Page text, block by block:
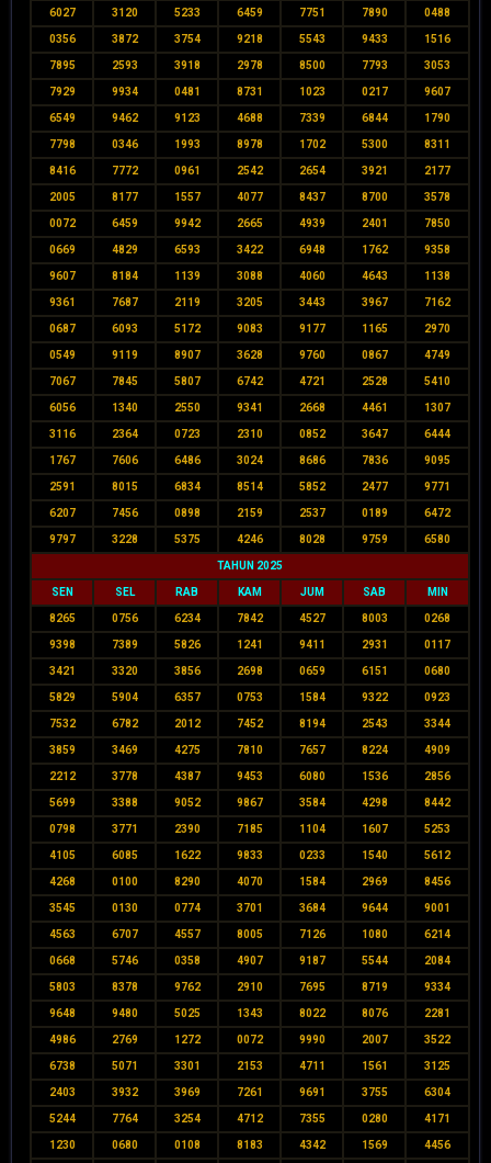
6027 3120 5233 6459 7751 7890 0488
0356 3872 3754 9218 5543 9433 1516
7895 2593 3918 2978 8500 7793 3053
7929 9934 0481 8731 1023 0217 9607
6549 9462 9123 4688 7339 6844 1790
7798 0346 1993 8978 1702 5300 8311
8416 7772 0961 2542 2654 3921 2177
2005 8177 1557 4077 8437 8700 3578
0072 6459 9942 2665 4939 2401 7850
0669 4829 6593 3422 6948 1762 9358
9607 8184 1139 3088 4060 4643 1138
9361 7687 2119 3205 3443 3967 7162
0687 6093 5172 9083 9177 1165 2970
0549 9119 8907 3628 9760 0867 4749
7067 7845 5807 6742 4721 2528 5410
6056 1340 2550 9341 2668 4461 1307
3116 2364 0723 2310 0852 3647 6444
1767 7606 6486 3024 8686 7836 9095
2591 8015 6834 8514 5852 2477 9771
6207 7456 0898 2159 2537 0189 6472
9797 3228 5375 4246 8028 9759 6580
TAHUN 2025
SEN SEL RAB KAM JUM SAB MIN
8265 0756 6234 7842 4527 8003 0268
9398 7389 5826 1241 9411 2931 0117
3421 3320 3856 2698 0659 6151 0680
5829 5904 6357 0753 1584 9322 0923
7532 6782 2012 7452 8194 2543 3344
3859 3469 4275 7810 7657 8224 4909
2212 3778 4387 9453 6080 1536 2856
5699 3388 9052 9867 3584 4298 8442
0798 3771 2390 7185 1104 1607 5253
4105 6085 1622 9833 0233 1540 5612
4268 0100 8290 4070 1584 2969 8456
3545 0130 0774 3701 3684 9644 9001
4563 6707 4557 8005 7126 1080 6214
0668 5746 0358 4907 9187 5544 2084
5803 8378 9762 2910 7695 8719 9334
9648 9480 5025 1343 8022 8076 2281
4986 2769 1272 0072 9990 2007 3522
6738 5071 3301 2153 4711 1561 3125
2403 3932 3969 7261 9691 3755 6304
5244 7764 3254 4712 7355 0280 4171
1230 0680 0108 8183 4342 1569 4456